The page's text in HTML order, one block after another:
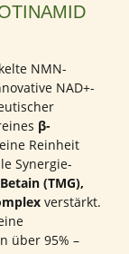
NMN-
NAD+-
β-
Reinheit
Synergie-
(TMG),
verstärkt.
über 95% –